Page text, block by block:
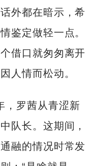
外都在暗示，希
鉴定做轻一点。
借口就匆匆离开
人情而松动。
，罗茜从青涩新
队长。这期间，
融的情况时常发